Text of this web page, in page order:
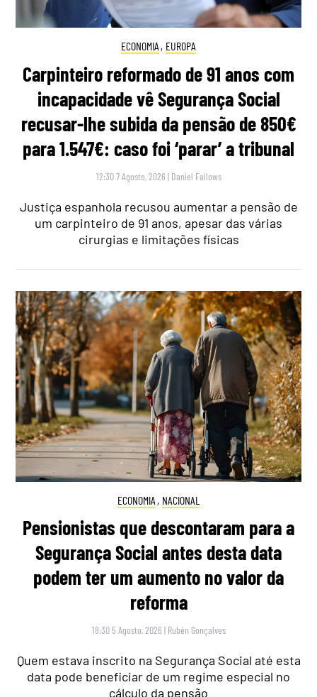
ECONOMIA , EUROPA
Carpinteiro reformado de 91 anos com
incapacidade vê Segurança Social
recusar-lhe subida da pensão de 850€
para 1.547€: caso foi ‘parar’ a tribunal
12:30 7 Agosto, 2026 | Daniel Fallows
Justiça espanhola recusou aumentar a pensão de
um carpinteiro de 91 anos, apesar das várias
cirurgias e limitações físicas
ECONOMIA , NACIONAL
Pensionistas que descontaram para a
Segurança Social antes desta data
podem ter um aumento no valor da
reforma
18:30 5 Agosto, 2026 | Rubén Gonçalves
Quem estava inscrito na Segurança Social até esta
data pode beneficiar de um regime especial no
cálculo da pensão